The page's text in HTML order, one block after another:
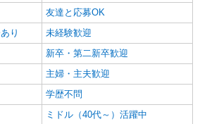
友達と応募OK
り
未経験歓迎
新卒・第二新卒歓迎
主婦・主夫歓迎
学歴不問
ミドル（40代～）活躍中